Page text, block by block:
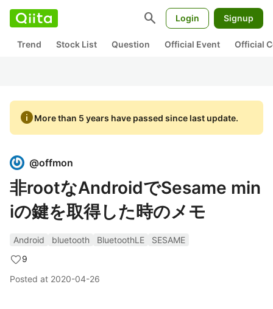
search Login Signup
Trend Stock List Question Official Event Official
infoMore than 5 years have passed since last update.
@offmon
非rootなAndroidでSesame min
iの鍵を取得した時のメモ
Android bluetooth BluetoothLE
SESAME
9
Posted at 2020-04-26